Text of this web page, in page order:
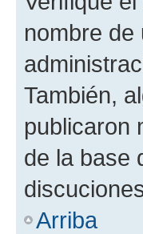
nombre de
También,
publicaron
de la base
Arriba